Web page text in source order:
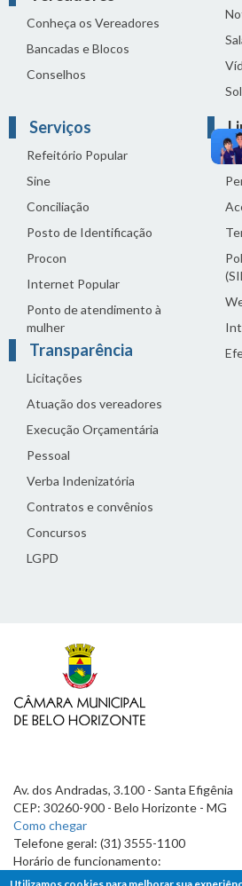
Conheça os Vereadores
Bancadas e Blocos
Conselhos
Serviços
Refeitório Popular
Sine
Conciliação
Posto de Identificação
Procon
Internet Popular
Ponto de atendimento à
mulher
Transparência
Licitações
Atuação dos vereadores
Execução Orçamentária
Pessoal
Verba Indenizatória
Contratos e convênios
Concursos
LGPD
Av. dos Andradas, 3.100 - Santa Efigênia
CEP: 30260-900 - Belo Horizonte - MG
Como chegar
Telefone geral: (31) 3555-1100
Horário de funcionamento:
7h às 19h